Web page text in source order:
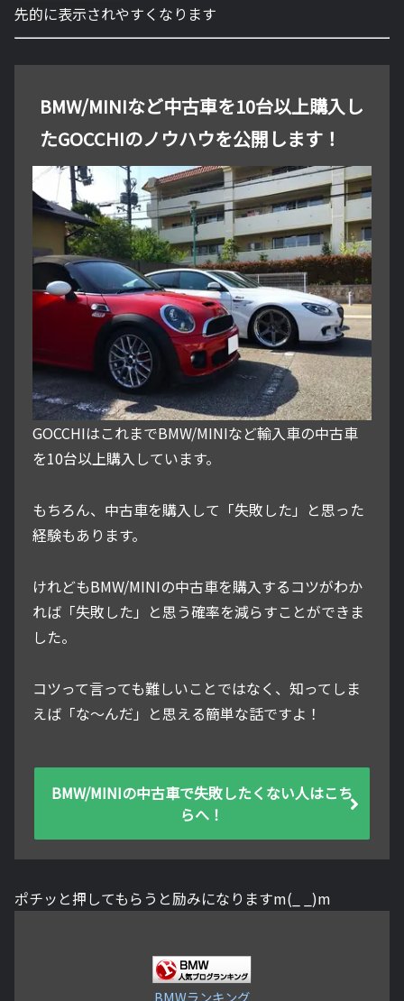
先的に表示されやすくなります
BMW/MINIなど中古車を10台以上購入し
たGOCCHIのノウハウを公開します！
GOCCHIはこれまでBMW/MINIなど輸入車の中古車
を10台以上購入しています。
もちろん、中古車を購入して「失敗した」と思った
経験もあります。
けれどもBMW/MINIの中古車を購入するコツがわか
れば「失敗した」と思う確率を減らすことができま
した。
コツって言っても難しいことではなく、知ってしま
えば「な～んだ」と思える簡単な話ですよ！
BMW/MINIの中古車で失敗したくない人はこち
らへ！
ポチッと押してもらうと励みになりますm(_ _)m
BMWランキング